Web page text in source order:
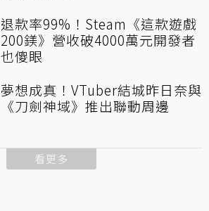
退款率99%！Steam《這款遊戲
200鎂》營收破4000萬元開發者
也傻眼
夢想成真！VTuber結城昨日奈與
《刀劍神域》推出聯動周邊
看更多